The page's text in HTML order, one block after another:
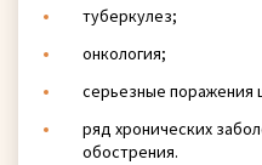
туберкулез;
онкология;
серьезные поражения
ряд хронических
обострения.